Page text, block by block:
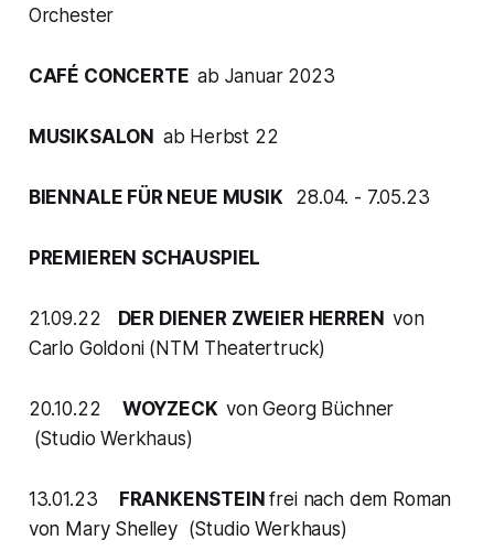
Orchester
CAFÉ CONCERTEab Januar 2023
MUSIKSALON ab Herbst 22
BIENNALE FÜR NEUE MUSIK 28.04. - 7.05.23
PREMIEREN SCHAUSPIEL
21.09.22 DER DIENER ZWEIER HERRENvon
Carlo Goldoni (NTM Theatertruck)
20.10.22 WOYZECKvon Georg Büchner
(Studio Werkhaus)
13.01.23 FRANKENSTEINfrei nach dem Roman
von Mary Shelley (Studio Werkhaus)